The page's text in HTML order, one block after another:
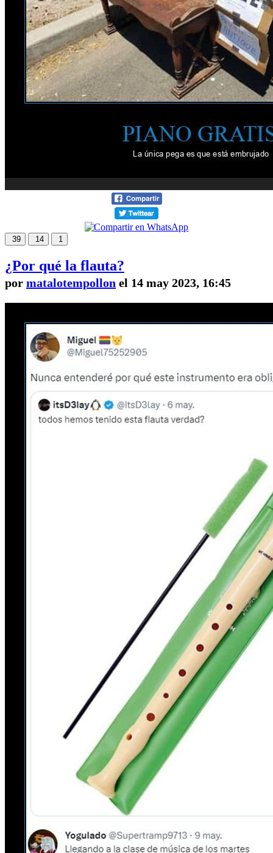
39 14 1
¿Por qué la flauta?
por matalotempollon el 14 may 2023, 16:45